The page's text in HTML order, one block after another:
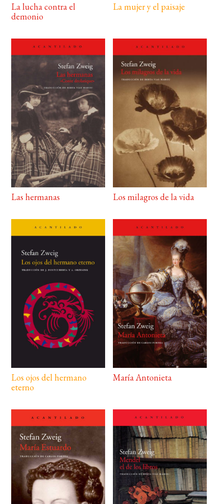
La lucha contra el
demonio
La mujer y el paisaje
Las hermanas Los milagros de la vida
Los ojos del hermano
eterno
María Antonieta